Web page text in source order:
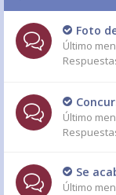
Foto
Último
Último
Se
Último